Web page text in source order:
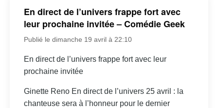
En direct de l’univers frappe fort avec
leur prochaine invitée – Comédie Geek
Publié le dimanche 19 avril à 22:10
En direct de l’univers frappe fort avec leur
prochaine invitée
Ginette Reno En direct de l’univers 25 avril : la
chanteuse sera à l’honneur pour le dernier